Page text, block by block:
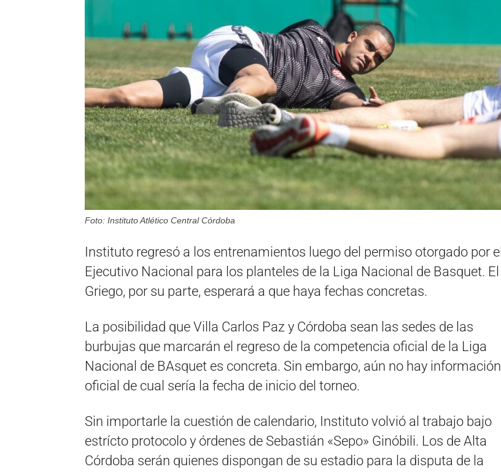
Foto: Instituto Atlético Central Córdoba
Instituto regresó a los entrenamientos luego del permiso otorgado por el
Ejecutivo Nacional para los planteles de la Liga Nacional de Basquet. El
Griego, por su parte, esperará a que haya fechas concretas.
La posibilidad que Villa Carlos Paz y Córdoba sean las sedes de las
burbujas que marcarán el regreso de la competencia oficial de la Liga
Nacional de BAsquet es concreta. Sin embargo, aún no hay información
oficial de cual sería la fecha de inicio del torneo.
Sin importarle la cuestión de calendario, Instituto volvió al trabajo bajo
estrícto protocolo y órdenes de Sebastián «Sepo» Ginóbili. Los de Alta
Córdoba serán quienes dispongan de su estadio para la disputa de la